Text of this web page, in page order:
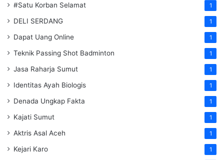
#Satu Korban Selamat 1
DELI SERDANG 1
Dapat Uang Online 1
Teknik Passing Shot Badminton 1
Jasa Raharja Sumut 1
Identitas Ayah Biologis 1
Denada Ungkap Fakta 1
Kajati Sumut 1
Aktris Asal Aceh 1
Kejari Karo 1